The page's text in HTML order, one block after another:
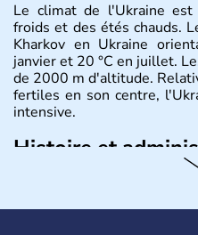
Le climat de l'Ukraine est
froids et des étés chauds.
Kharkov en Ukraine
janvier et 20 °C en juillet.
de 2000 m d'altitude.
fertiles en son centre,
intensive.
Histoire et
Biélorussie au Nord.